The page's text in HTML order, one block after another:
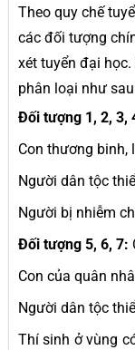
Theo quy chế
các đối tượng
xét tuyển đại
phân loại như
Đối tượng 1, 2, 3,
Con thương binh,
Người dân tộc
Người bị nhiễm
Đối tượng 5, 6, 7:
Con của quân
Người dân tộc
Thí sinh ở vùng